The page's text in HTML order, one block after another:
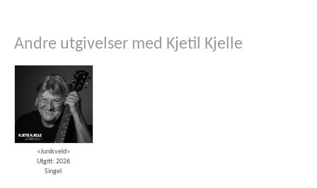
Andre utgivelser med Kjetil Kjelle
«Junikveld»
Utgitt: 2026
Singel